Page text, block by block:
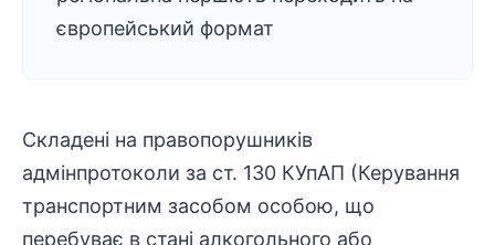
європейський формат
Складені на правопорушників
адмінпротоколи за ст. 130 КУпАП (Керування
транспортним засобом особою, що
перебуває в стані алкогольного або